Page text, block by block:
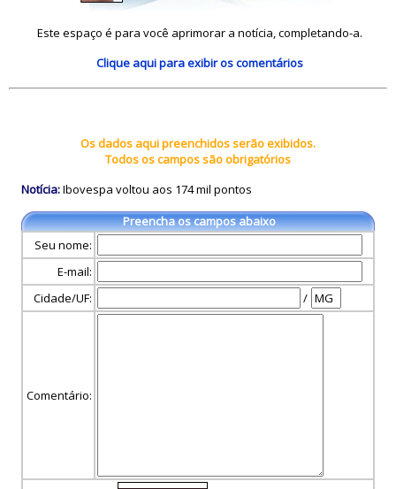
Este espaço é para você aprimorar a notícia, completando-a.
Clique aquipara exibir os comentários
Os dados aqui preenchidos serão exibidos.
Todos os campos são obrigatórios
Notícia:Ibovespa voltou aos 174 mil pontos
Preencha os campos abaixo
Seu nome:
E-mail:
Cidade/UF:
/
Comentário: